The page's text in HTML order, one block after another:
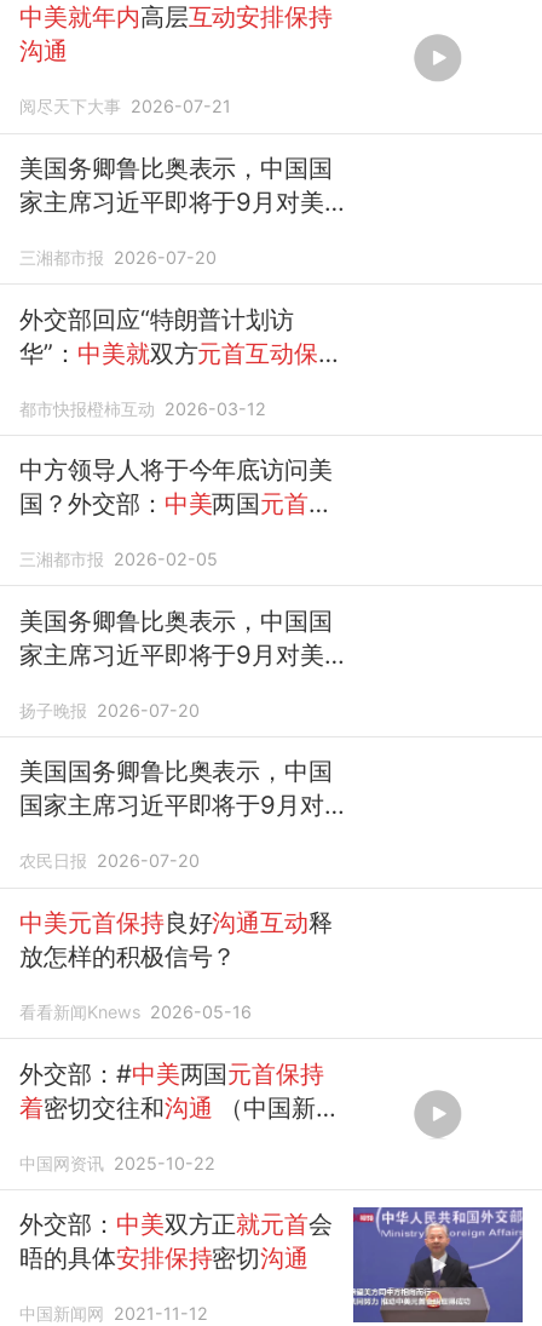
中美就年内高层互动安排保持
沟通
阅尽天下大事 2026-07-21
美国务卿鲁比奥表示，中国国
家主席习近平即将于9月对美
行；外交部：中美双方
元首的互动安排保持了 沟通
三湘都市报 2026-07-20
外交部回应“特朗普计划访
华”： 中美就双方元首互动保持
都市快报橙柿互动 2026-03-12
中方领导人将于今年底访问美
国？外交部： 中美两国元首保
以提供的消息
三湘都市报 2026-02-05
美国务卿鲁比奥表示，中国国
家主席习近平即将于9月对美
行，外交部：双方
的互动安排保持 了 沟通
扬子晚报 2026-07-20
美国国务卿鲁比奥表示，中国
国家主席习近平即将于9月对
行，外交部：双方
互动安排保持沟通
农民日报 2026-07-20
中美元首保持良好沟通互动释
放怎样的积极信号？
看看新闻Knews 2026-05-16
外交部：#中美两国元首保持
着密切交往和沟通 （中国新闻
中国网资讯 2025-10-22
外交部： 中美双方正就元首会
晤的具体安排保持密切沟通
中国新闻网 2021-11-12